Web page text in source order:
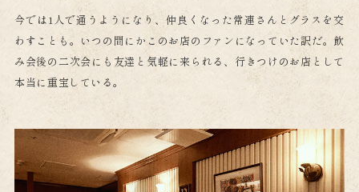
今では1人で通うようになり、仲良くなった常連さんとグラスを交
わすことも。 いつの間にかこのお店のファンになっていた訳だ。 飲
み会後の二次会にも友達と気軽に来られる、行きつけのお店として
本当に重宝している。